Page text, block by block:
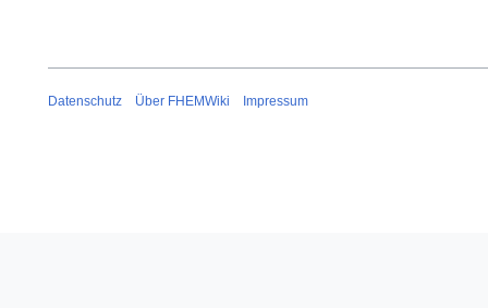
Datenschutz Über FHEMWiki Impressum